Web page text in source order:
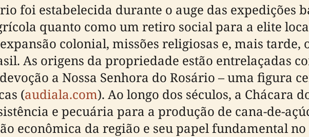
foi estabelecida durante o auge das expedições
quanto como um retiro social para a elite
colonial, missões religiosas e, mais
As origens da propriedade estão entrelaçadas
a Nossa Senhora do Rosário – uma figura
(audiala.com). Ao longo dos séculos, a Chácara
e pecuária para a produção de cana-de-
econômica da região e seu papel fundamental